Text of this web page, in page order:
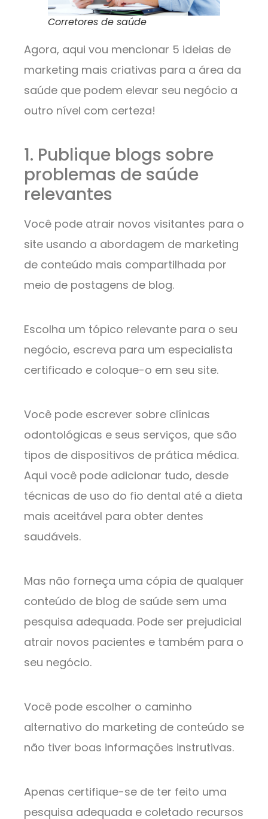
Corretores de saúde
Agora, aqui vou mencionar 5 ideias de
marketing mais criativas para a área da
saúde que podem elevar seu negócio a
outro nível com certeza!
1. Publique blogs sobre
problemas de saúde
relevantes
Você pode atrair novos visitantes para o
site usando a abordagem de marketing
de conteúdo mais compartilhada por
meio de postagens de blog.
Escolha um tópico relevante para o seu
negócio, escreva para um especialista
certificado e coloque-o em seu site.
Você pode escrever sobre clínicas
odontológicas e seus serviços, que são
tipos de dispositivos de prática médica.
Aqui você pode adicionar tudo, desde
técnicas de uso do fio dental até a dieta
mais aceitável para obter dentes
saudáveis.
Mas não forneça uma cópia de qualquer
conteúdo de blog de saúde sem uma
pesquisa adequada. Pode ser prejudicial
atrair novos pacientes e também para o
seu negócio.
Você pode escolher o caminho
alternativo do marketing de conteúdo se
não tiver boas informações instrutivas.
Apenas certifique-se de ter feito uma
pesquisa adequada e coletado recursos